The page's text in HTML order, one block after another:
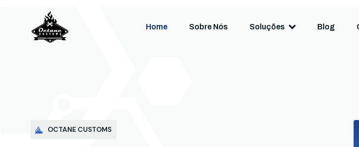
Home Sobre Nós Soluções Blog
OCTANE CUSTOMS